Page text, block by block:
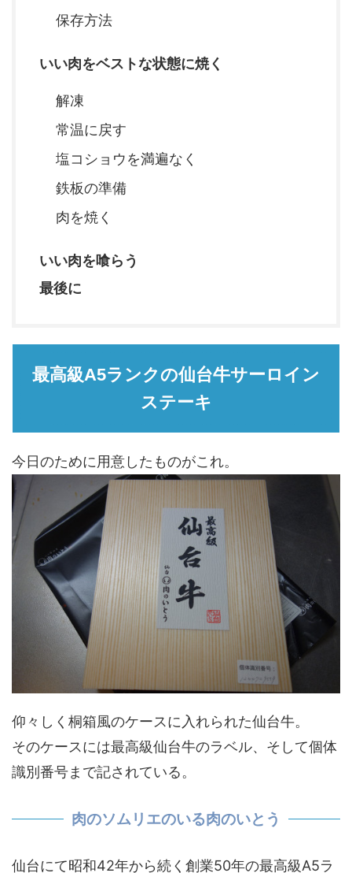
保存方法
いい肉をベストな状態に焼く
解凍
常温に戻す
塩コショウを満遍なく
鉄板の準備
肉を焼く
いい肉を喰らう
最後に
最高級A5ランクの仙台牛サーロイン
ステーキ
今日のために用意したものがこれ。
仰々しく桐箱風のケースに入れられた仙台牛。
そのケースには最高級仙台牛のラベル、そして個体
識別番号まで記されている。
肉のソムリエのいる肉のいとう
仙台にて昭和42年から続く創業50年の最高級A5ラ